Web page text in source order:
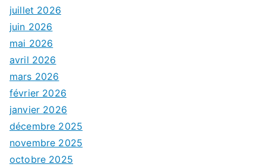
juillet 2026
juin 2026
mai 2026
avril 2026
mars 2026
février 2026
janvier 2026
décembre 2025
novembre 2025
octobre 2025